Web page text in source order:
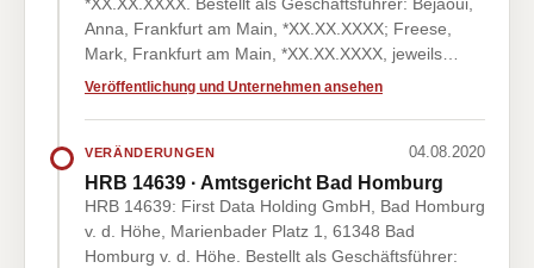
Anna, Frankfurt am Main, *XX.XX.XXXX; Freese,
Mark, Frankfurt am Main, *XX.XX.XXXX, jeweils…
Veröffentlichung und Unternehmen ansehen
VERÄNDERUNGEN 04.08.2020
HRB 14639 · Amtsgericht Bad Homburg
HRB 14639: First Data Holding GmbH, Bad Homburg
v. d. Höhe, Marienbader Platz 1, 61348 Bad
Homburg v. d. Höhe. Bestellt als Geschäftsführer: